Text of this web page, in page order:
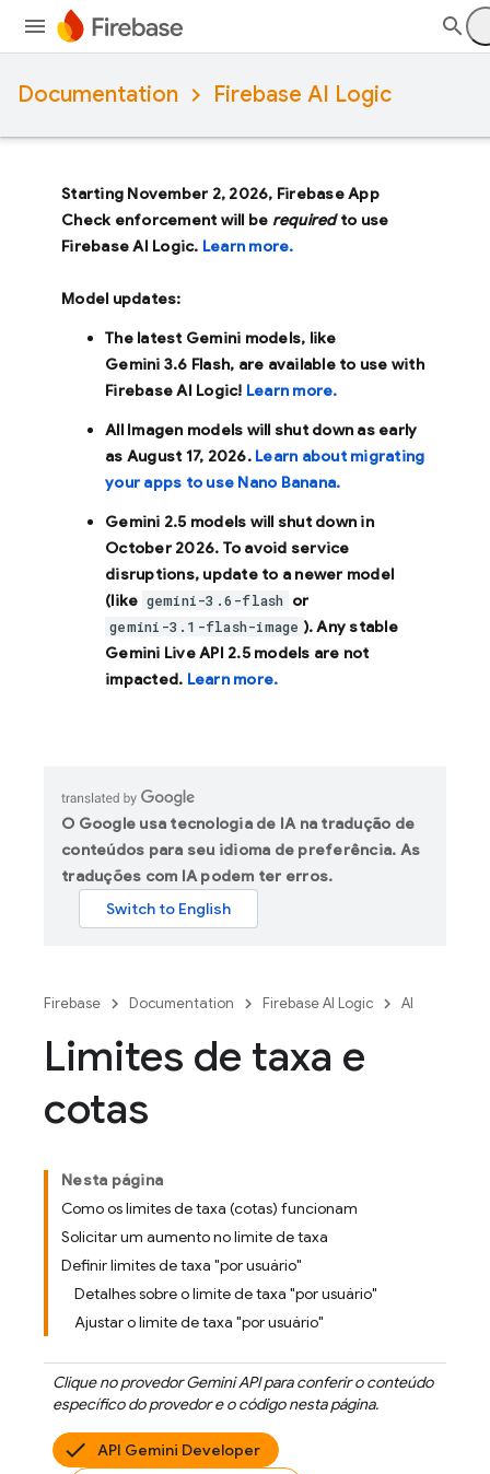
Documentation Firebase AI Logic
Starting November 2, 2026, Firebase App
Check enforcement will be requiredto use
Firebase AI Logic. Learn more.
Model updates:
The latest Gemini models, like
Gemini 3.6 Flash, are available to use with
Firebase AI Logic! Learn more.
All Imagen models will shut down as early
as August 17, 2026. Learn about migrating
your apps to use Nano Banana.
Gemini 2.5 models will shut down in
October 2026. To avoid service
disruptions, update to a newer model
(like gemini-3.6-flash or
gemini-3.1-flash-image ). Any stable
Gemini Live API 2.5 models are not
impacted. Learn more.
O Google usa tecnologia de IA na tradução de
conteúdos para seu idioma de preferência. As
traduções com IA podem ter erros.
Firebase Documentation Firebase AI Logic AI
Limites de taxa e
cotas
Nesta página
Como os limites de taxa (cotas) funcionam
Solicitar um aumento no limite de taxa
Definir limites de taxa "por usuário"
Detalhes sobre o limite de taxa "por usuário"
Ajustar o limite de taxa "por usuário"
Clique no provedorGemini APIpara conferir o conteúdo
específico do provedor e o código nesta página.
API Gemini Developer